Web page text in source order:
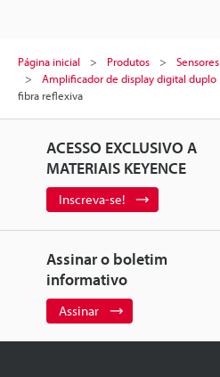
Página inicial Produtos Sensores
Amplificador de display digital duplo
fibra reflexiva
ACESSO EXCLUSIVO A
MATERIAIS KEYENCE
Inscreva-se!
Assinar o boletim
informativo
Assinar